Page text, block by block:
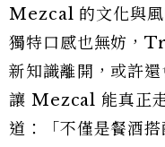
Mezcal 的文化與風
獨特口感也無妨，
新知識離開，或許
讓 Mezcal 能真正
道：「不僅是餐酒